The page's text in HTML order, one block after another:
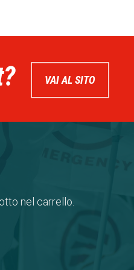
VAI AL SITO
nel carrello.